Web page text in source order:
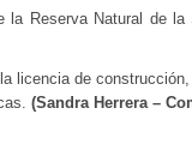
la Reserva Natural de
licencia de
(Sandra Herrera –